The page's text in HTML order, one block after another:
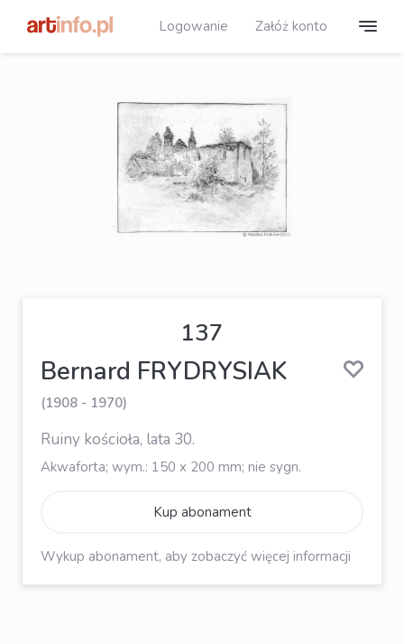
Logowanie Załóż konto
137
Bernard FRYDRYSIAK
(1908 - 1970)
Ruiny kościoła, lata 30.
Akwaforta; wym.: 150 x 200 mm; nie sygn.
Kup abonament
Wykup abonament, aby zobaczyć więcej informacji